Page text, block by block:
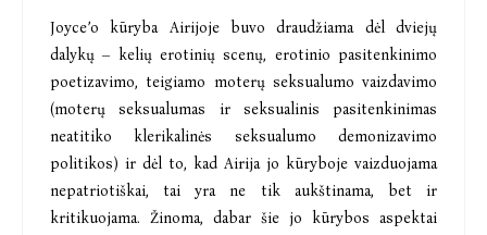
Joyce’o kūryba Airijoje buvo draudžiama dėl dviejų
dalykų – kelių erotinių scenų, erotinio pasitenkinimo
poetizavimo, teigiamo moterų seksualumo vaizdavimo
(moterų seksualumas ir seksualinis pasitenkinimas
neatitiko klerikalinės seksualumo demonizavimo
politikos) ir dėl to, kad Airija jo kūryboje vaizduojama
nepatriotiškai, tai yra ne tik aukštinama, bet ir
kritikuojama. Žinoma, dabar šie jo kūrybos aspektai